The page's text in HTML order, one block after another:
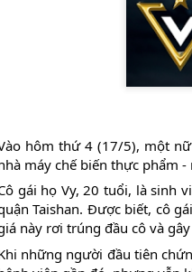
hôm thứ 4 (17/5), một
máy chế biến thực phẩm -
gái họ Vy, 20 tuổi, là sinh
Taishan. Được biết, cô
này rơi trúng đầu cô và
những người đầu tiên